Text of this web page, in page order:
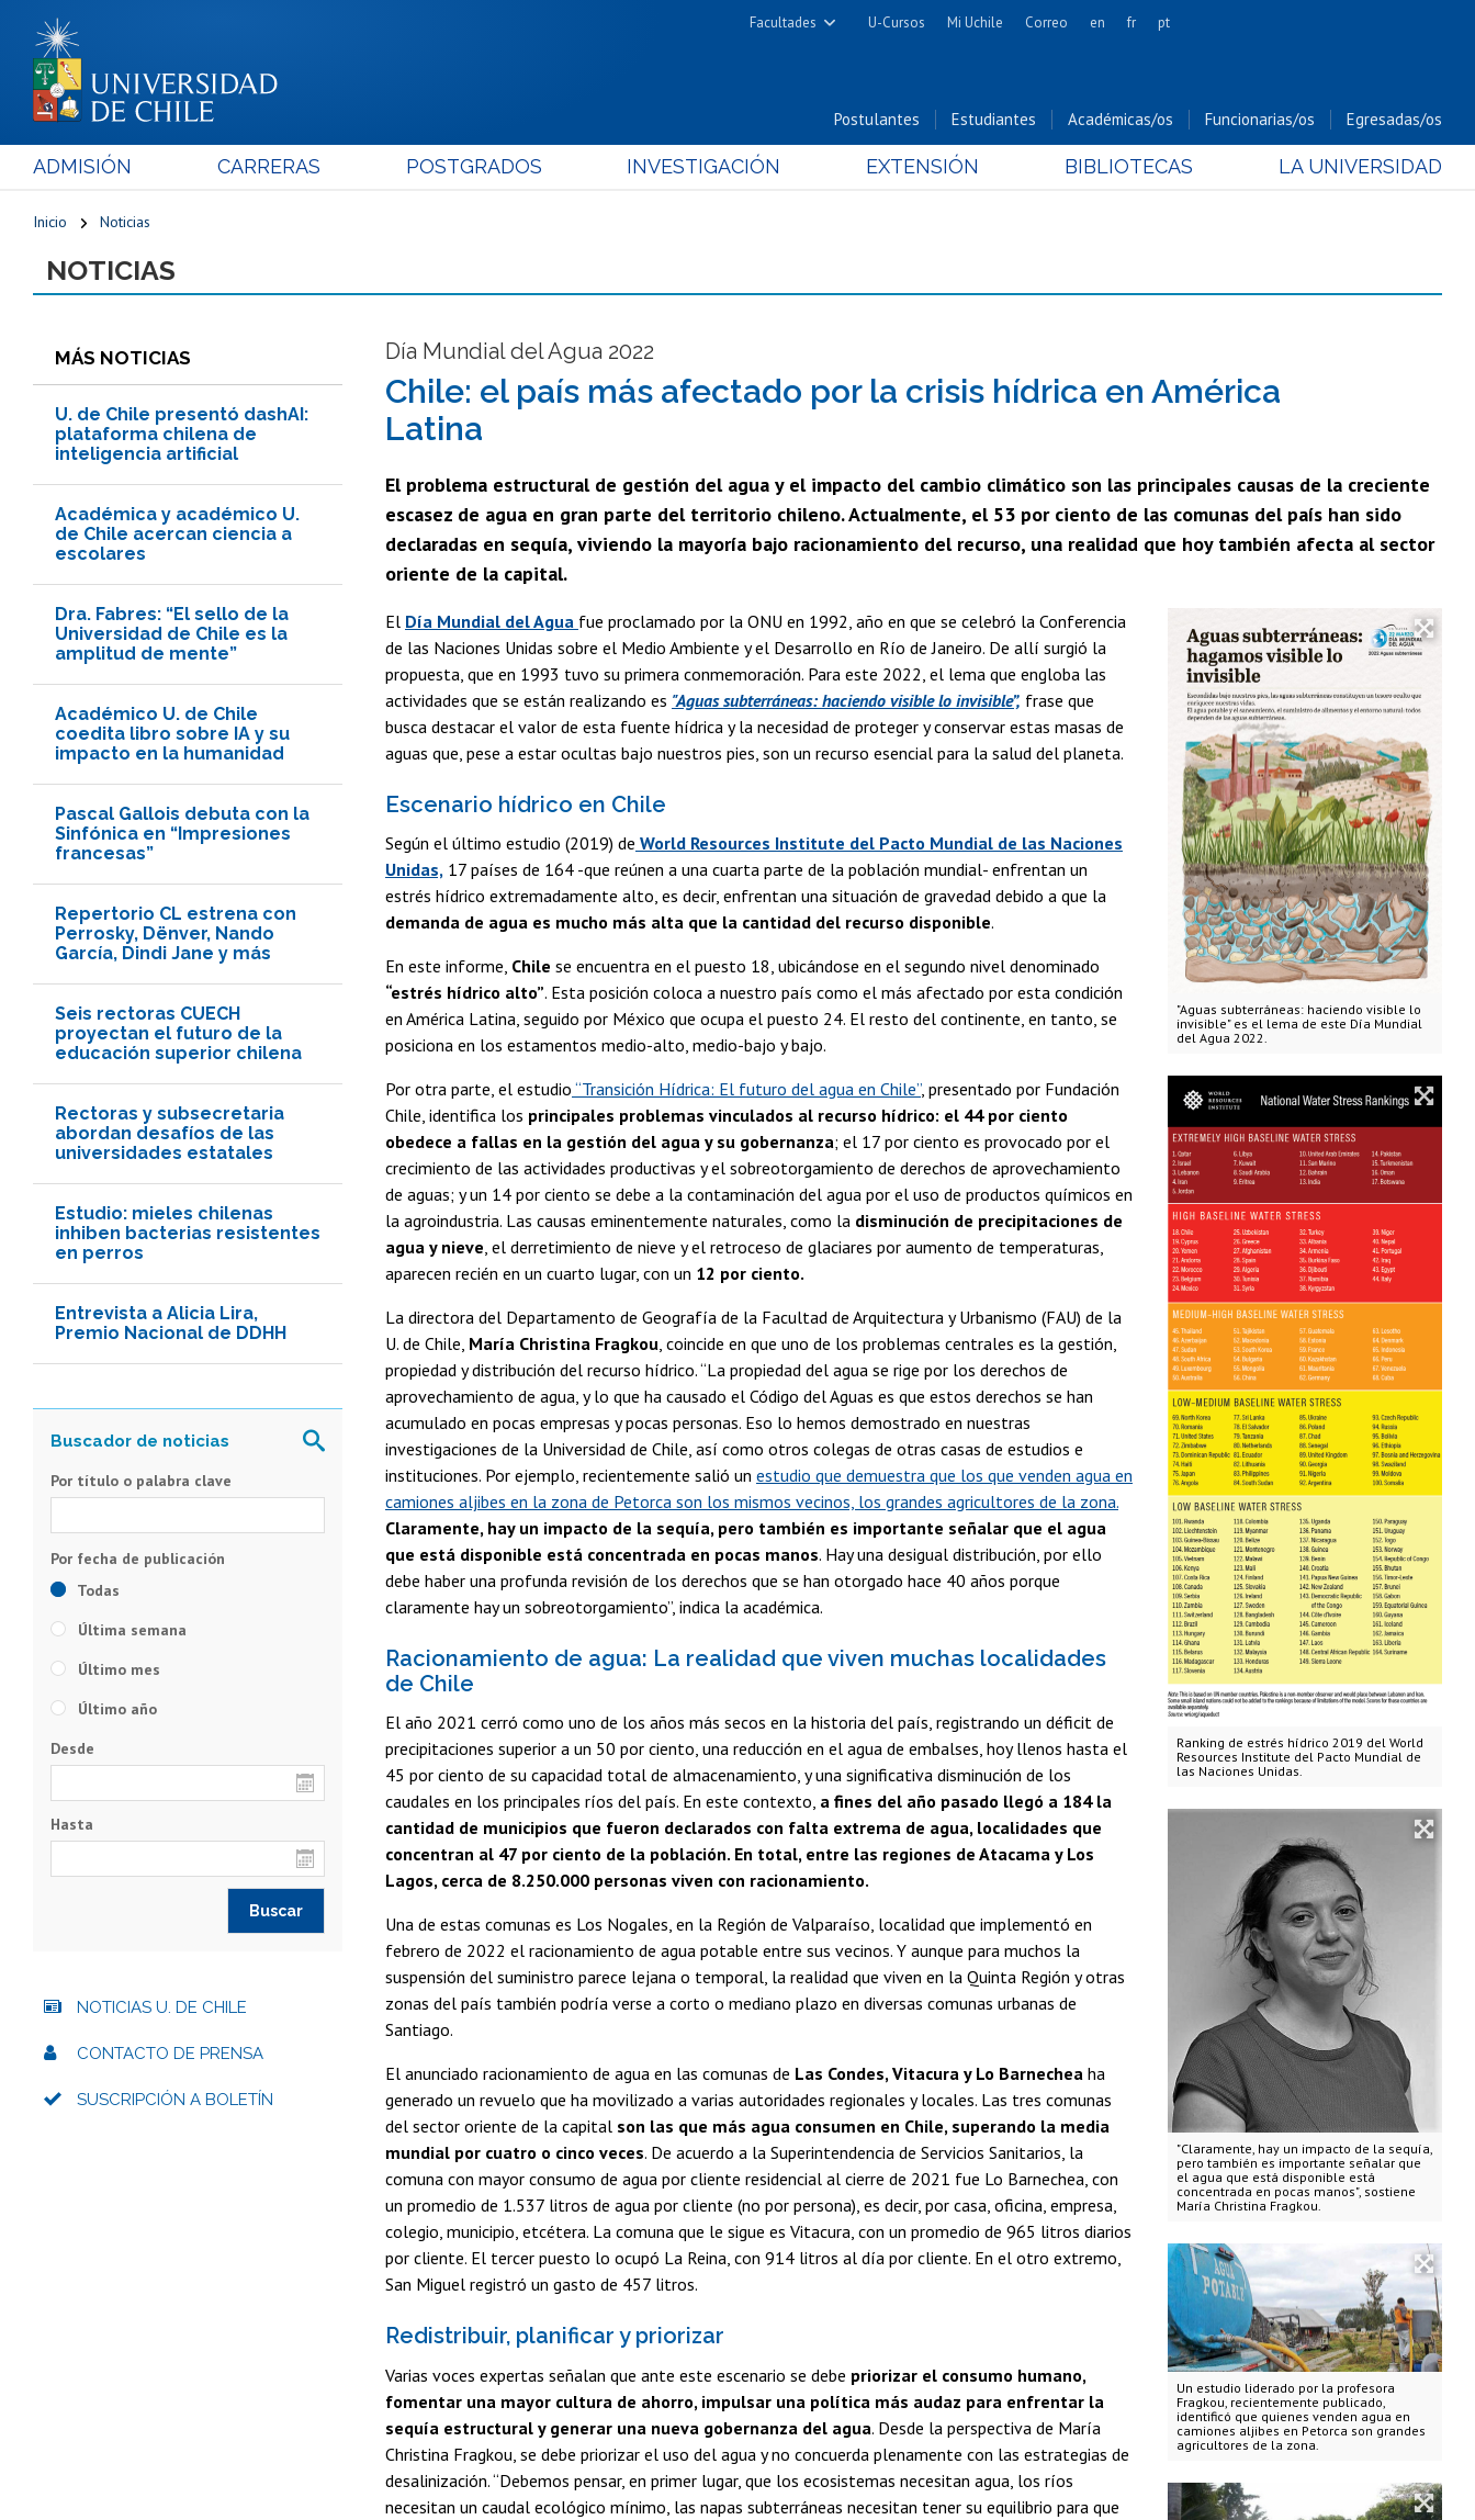
Facultades
Cs. Físicas y Matemáticas
Cs. Forestales y Conservación
Cs. Químicas y Farmacéuticas
Cs. Sociales
Nutrición y Tecnología de
Bachillerato
U-Cursos Mi Uchile Correo en fr pt
Postulantes Estudiantes Académicas/os Funcionarias/os Egresadas/os
ADMISIÓN CARRERAS POSTGRADOS INVESTIGACIÓN EXTENSIÓN BIBLIOTECAS LA UNIVERSIDAD
Inicio Noticias
NOTICIAS
MÁS NOTICIAS
U. de Chile presentó dashAI:
plataforma chilena de
inteligencia artificial
Académica y académico U.
de Chile acercan ciencia a
escolares
Dra. Fabres: “El sello de la
Universidad de Chile es la
amplitud de mente”
Académico U. de Chile
coedita libro sobre IA y su
impacto en la humanidad
Pascal Gallois debuta con la
Sinfónica en “Impresiones
francesas”
Repertorio CL estrena con
Perrosky, Dënver, Nando
García, Dindi Jane y más
Seis rectoras CUECH
proyectan el futuro de la
educación superior chilena
Rectoras y subsecretaria
abordan desafíos de las
universidades estatales
Estudio: mieles chilenas
inhiben bacterias resistentes
en perros
Entrevista a Alicia Lira,
Premio Nacional de DDHH
Día Mundial del Agua 2022
Chile: el país más afectado por la crisis hídrica en América
Latina
El problema estructural de gestión del agua y el impacto del cambio climático son las principales causas de la creciente
escasez de agua en gran parte del territorio chileno. Actualmente, el 53 por ciento de las comunas del país han sido
declaradas en sequía, viviendo la mayoría bajo racionamiento del recurso, una realidad que hoy también afecta al sector
oriente de la capital.
"Aguas subterráneas: haciendo visible lo
invisible" es el lema de este Día Mundial
del Agua 2022.
Ranking de estrés hídrico 2019 del World
Resources Institute del Pacto Mundial de
las Naciones Unidas.
"Claramente, hay un impacto de la sequía,
pero también es importante señalar que
el agua que está disponible está
concentrada en pocas manos", sostiene
María Christina Fragkou.
Un estudio liderado por la profesora
Fragkou, recientemente publicado,
identificó que quienes venden agua en
camiones aljibes en Petorca son grandes
agricultores de la zona.
El Día Mundial del Agua fue proclamado por la ONU en 1992, año en que se celebró la Conferencia
de las Naciones Unidas sobre el Medio Ambiente y el Desarrollo en Río de Janeiro. De allí surgió la
propuesta, que en 1993 tuvo su primera conmemoración. Para este 2022, el lema que engloba las
actividades que se están realizando es "Aguas subterráneas: haciendo visible lo invisible”, frase que
busca destacar el valor de esta fuente hídrica y la necesidad de proteger y conservar estas masas de
aguas que, pese a estar ocultas bajo nuestros pies, son un recurso esencial para la salud del planeta.
Escenario hídrico en Chile
Según el último estudio (2019) de World Resources Institute del Pacto Mundial de las Naciones
Unidas, 17 países de 164 -que reúnen a una cuarta parte de la población mundial- enfrentan un
estrés hídrico extremadamente alto, es decir, enfrentan una situación de gravedad debido a que la
demanda de agua es mucho más alta que la cantidad del recurso disponible.
En este informe, Chile se encuentra en el puesto 18, ubicándose en el segundo nivel denominado
“estrés hídrico alto”. Esta posición coloca a nuestro país como el más afectado por esta condición
en América Latina, seguido por México que ocupa el puesto 24. El resto del continente, en tanto, se
posiciona en los estamentos medio-alto, medio-bajo y bajo.
Por otra parte, el estudio “Transición Hídrica: El futuro del agua en Chile”, presentado por Fundación
Chile, identifica los principales problemas vinculados al recurso hídrico: el 44 por ciento
obedece a fallas en la gestión del agua y su gobernanza; el 17 por ciento es provocado por el
crecimiento de las actividades productivas y el sobreotorgamiento de derechos de aprovechamiento
de aguas; y un 14 por ciento se debe a la contaminación del agua por el uso de productos químicos en
la agroindustria. Las causas eminentemente naturales, como la disminución de precipitaciones de
agua y nieve, el derretimiento de nieve y el retroceso de glaciares por aumento de temperaturas,
aparecen recién en un cuarto lugar, con un 12 por ciento.
La directora del Departamento de Geografía de la Facultad de Arquitectura y Urbanismo (FAU) de la
U. de Chile, María Christina Fragkou, coincide en que uno de los problemas centrales es la gestión,
propiedad y distribución del recurso hídrico. “La propiedad del agua se rige por los derechos de
aprovechamiento de agua, y lo que ha causado el Código del Aguas es que estos derechos se han
acumulado en pocas empresas y pocas personas. Eso lo hemos demostrado en nuestras
investigaciones de la Universidad de Chile, así como otros colegas de otras casas de estudios e
instituciones. Por ejemplo, recientemente salió un estudio que demuestra que los que venden agua en
camiones aljibes en la zona de Petorca son los mismos vecinos, los grandes agricultores de la zona.
Claramente, hay un impacto de la sequía, pero también es importante señalar que el agua
que está disponible está concentrada en pocas manos. Hay una desigual distribución, por ello
debe haber una profunda revisión de los derechos que se han otorgado hace 40 años porque
claramente hay un sobreotorgamiento”, indica la académica.
Racionamiento de agua: La realidad que viven muchas localidades
de Chile
El año 2021 cerró como uno de los años más secos en la historia del país, registrando un déficit de
precipitaciones superior a un 50 por ciento, una reducción en el agua de embalses, hoy llenos hasta el
45 por ciento de su capacidad total de almacenamiento, y una significativa disminución de los
caudales en los principales ríos del país. En este contexto, a fines del año pasado llegó a 184 la
cantidad de municipios que fueron declarados con falta extrema de agua, localidades que
concentran al 47 por ciento de la población. En total, entre las regiones de Atacama y Los
Lagos, cerca de 8.250.000 personas viven con racionamiento.
Una de estas comunas es Los Nogales, en la Región de Valparaíso, localidad que implementó en
febrero de 2022 el racionamiento de agua potable entre sus vecinos. Y aunque para muchos la
suspensión del suministro parece lejana o temporal, la realidad que viven en la Quinta Región y otras
zonas del país también podría verse a corto o mediano plazo en diversas comunas urbanas de
Santiago.
El anunciado racionamiento de agua en las comunas de Las Condes, Vitacura y Lo Barnechea ha
generado un revuelo que ha movilizado a varias autoridades regionales y locales. Las tres comunas
del sector oriente de la capital son las que más agua consumen en Chile, superando la media
mundial por cuatro o cinco veces. De acuerdo a la Superintendencia de Servicios Sanitarios, la
comuna con mayor consumo de agua por cliente residencial al cierre de 2021 fue Lo Barnechea, con
un promedio de 1.537 litros de agua por cliente (no por persona), es decir, por casa, oficina, empresa,
colegio, municipio, etcétera. La comuna que le sigue es Vitacura, con un promedio de 965 litros diarios
por cliente. El tercer puesto lo ocupó La Reina, con 914 litros al día por cliente. En el otro extremo,
San Miguel registró un gasto de 457 litros.
Redistribuir, planificar y priorizar
Varias voces expertas señalan que ante este escenario se debe priorizar el consumo humano,
fomentar una mayor cultura de ahorro, impulsar una política más audaz para enfrentar la
sequía estructural y generar una nueva gobernanza del agua. Desde la perspectiva de María
Christina Fragkou, se debe priorizar el uso del agua y no concuerda plenamente con las estrategias de
desalinización. “Debemos pensar, en primer lugar, que los ecosistemas necesitan agua, los ríos
necesitan un caudal ecológico mínimo, las napas subterráneas necesitan tener su equilibrio para que
Por título o palabra clave
Todas
Última semana
Último mes
Último año
Desde
Hasta
NOTICIAS U. DE CHILE
CONTACTO DE PRENSA
SUSCRIPCIÓN A BOLETÍN